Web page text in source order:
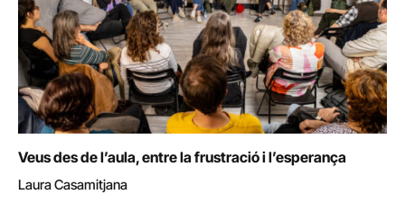
Veus des de l’aula, entre la frustració i l’esperança
Laura Casamitjana